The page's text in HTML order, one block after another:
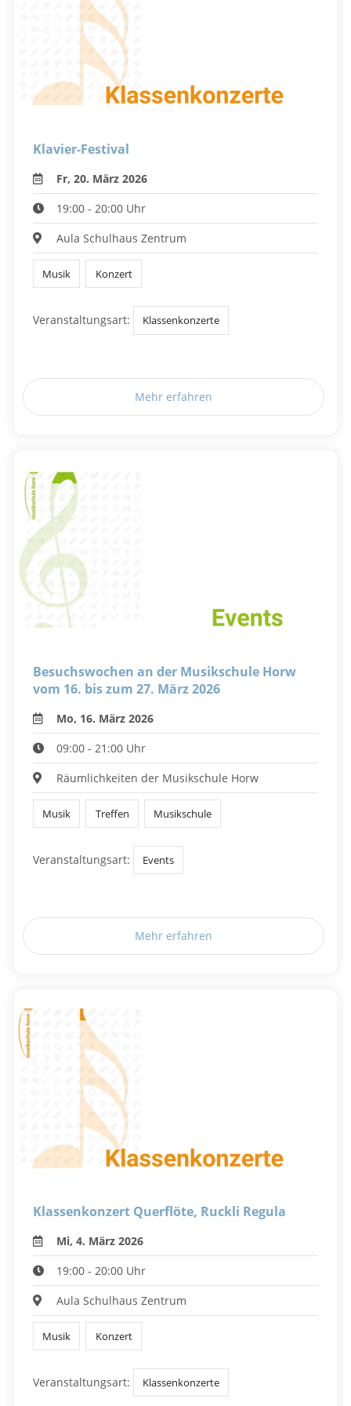
Klavier-Festival
Fr, 20. März 2026
19:00 - 20:00 Uhr
Aula Schulhaus Zentrum
Musik Konzert
Veranstaltungsart: Klassenkonzerte
Mehr erfahren
Besuchswochen an der Musikschule Horw
vom 16. bis zum 27. März 2026
Mo, 16. März 2026
09:00 - 21:00 Uhr
Räumlichkeiten der Musikschule Horw
Musik Treffen Musikschule
Veranstaltungsart: Events
Mehr erfahren
Klassenkonzert Querflöte, Ruckli Regula
Mi, 4. März 2026
19:00 - 20:00 Uhr
Aula Schulhaus Zentrum
Musik Konzert
Veranstaltungsart: Klassenkonzerte